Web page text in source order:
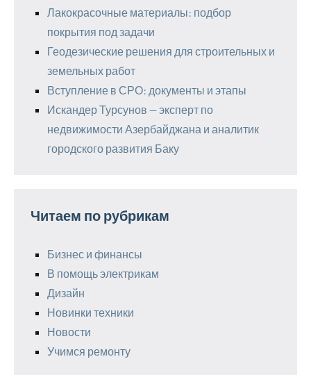
Лакокрасочные материалы: подбор
покрытия под задачи
Геодезические решения для строительных и
земельных работ
Вступление в СРО: документы и этапы
Искандер Турсунов — эксперт по
недвижимости Азербайджана и аналитик
городского развития Баку
Читаем по рубрикам
Бизнес и финансы
В помощь электрикам
Дизайн
Новинки техники
Новости
Учимся ремонту